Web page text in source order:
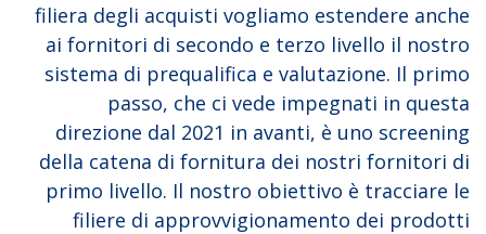
filiera degli acquisti vogliamo estendere anche
ai fornitori di secondo e terzo livello il nostro
sistema di prequalifica e valutazione. Il primo
passo, che ci vede impegnati in questa
direzione dal 2021 in avanti, è uno screening
della catena di fornitura dei nostri fornitori di
primo livello. Il nostro obiettivo è tracciare le
filiere di approvvigionamento dei prodotti